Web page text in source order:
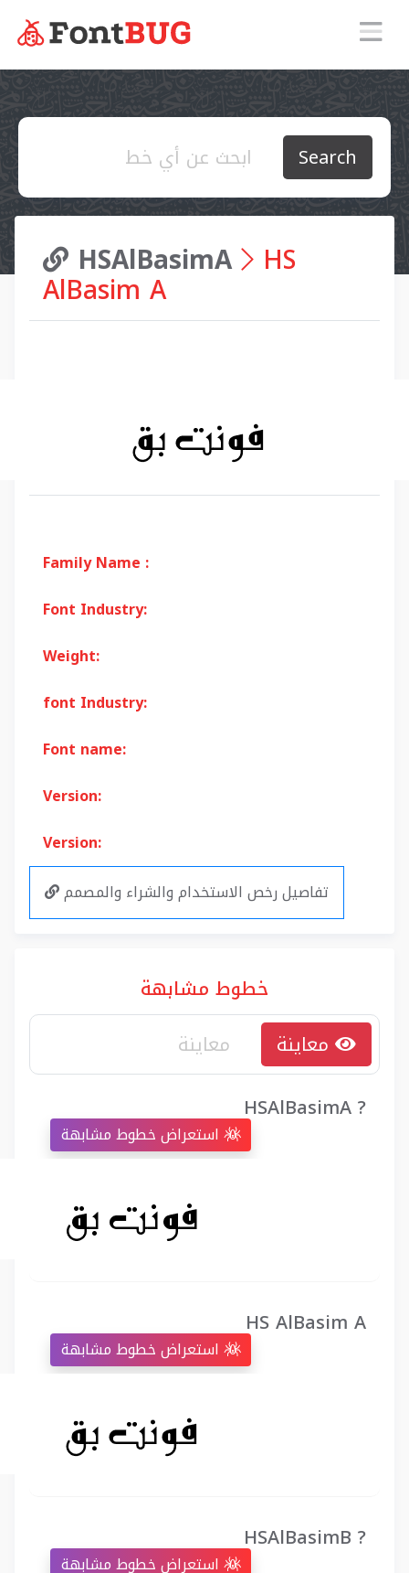
Search
HSAlBasimA HS
AlBasim A
Family Name :
Font Industry:
Weight:
font Industry:
Font name:
Version:
Version:
تفاصيل رخص الاستخدام والشراء والمصمم
خطوط مشابهة
HSAlBasimA ?
HS AlBasim A
HSAlBasimB ?